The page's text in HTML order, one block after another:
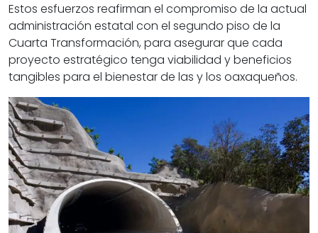
Estos esfuerzos reafirman el compromiso de la actual
administración estatal con el segundo piso de la
Cuarta Transformación, para asegurar que cada
proyecto estratégico tenga viabilidad y beneficios
tangibles para el bienestar de las y los oaxaqueños.